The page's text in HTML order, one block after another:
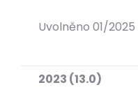
Uvolněno 01/2025
2023 (13.0)